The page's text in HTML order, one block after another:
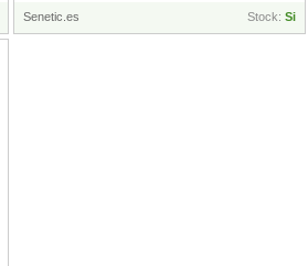
Senetic.es Stock: Si